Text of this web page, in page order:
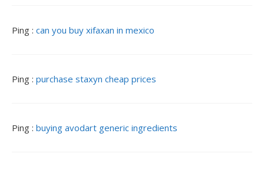
s
Ping : can you buy xifaxan in mexico
Ping : purchase staxyn cheap prices
Ping : buying avodart generic ingredients